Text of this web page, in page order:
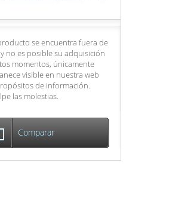
se encuentra fuera de
no es posible su adquisición
momentos, únicamente
visible en nuestra web
de información.
las molestias.
Comparar